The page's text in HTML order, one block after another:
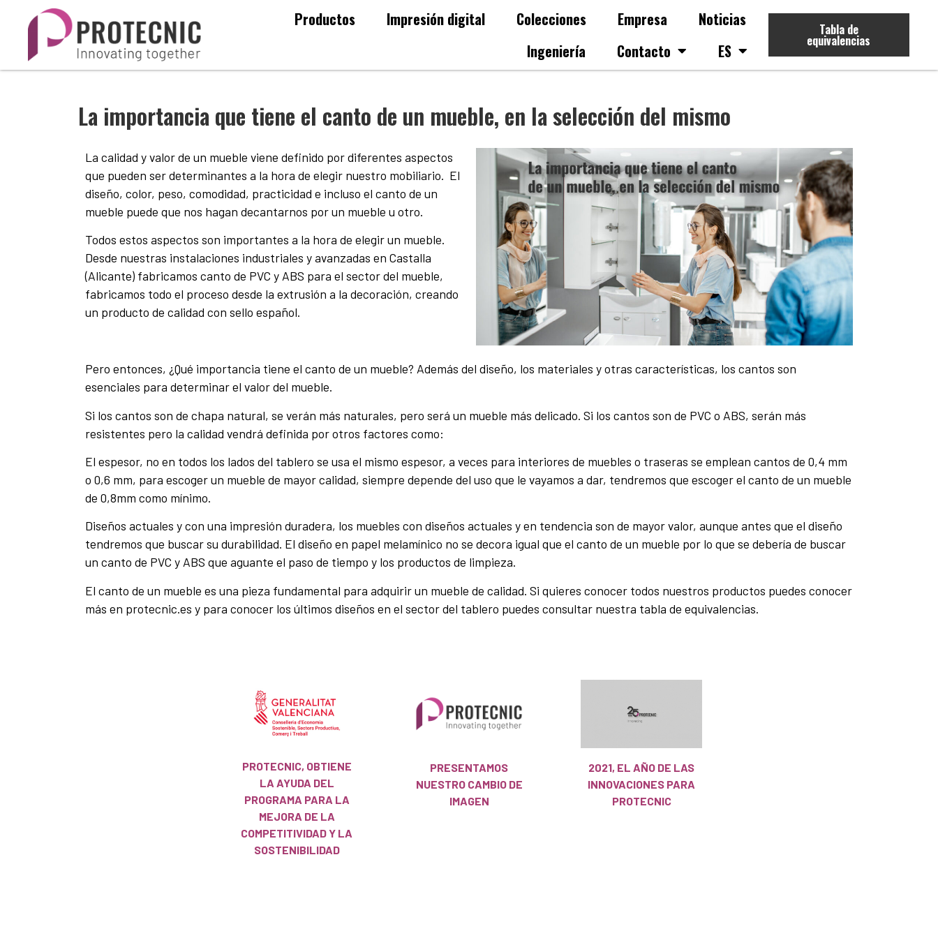
Productos Impresión digital Colecciones Empresa
Noticias
Ingeniería
Contacto ES
Tabla de
equivalencias
La importancia que tiene el canto de un mueble, en la selección del mismo
La calidad y valor de un mueble viene definido por diferentes aspectos
que pueden ser determinantes a la hora de elegir nuestro mobiliario. El
diseño, color, peso, comodidad, practicidad e incluso el canto de un
mueble puede que nos hagan decantarnos por un mueble u otro.
Todos estos aspectos son importantes a la hora de elegir un mueble.
Desde nuestras instalaciones industriales y avanzadas en Castalla
(Alicante) fabricamos canto de PVC y ABS para el sector del mueble,
fabricamos todo el proceso desde la extrusión a la decoración, creando
un producto de calidad con sello español.
Pero entonces, ¿Qué importancia tiene el canto de un mueble? Además del diseño, los materiales y otras características, los cantos son
esenciales para determinar el valor del mueble.
Si los cantos son de chapa natural, se verán más naturales, pero será un mueble más delicado. Si los cantos son de PVC o ABS, serán más
resistentes pero la calidad vendrá definida por otros factores como:
El espesor, no en todos los lados del tablero se usa el mismo espesor, a veces para interiores de muebles o traseras se emplean cantos de 0,4 mm
o 0,6 mm, para escoger un mueble de mayor calidad, siempre depende del uso que le vayamos a dar, tendremos que escoger el canto de un mueble
de 0,8mm como mínimo.
Diseños actuales y con una impresión duradera, los muebles con diseños actuales y en tendencia son de mayor valor, aunque antes que el diseño
tendremos que buscar su durabilidad. El diseño en papel melamínico no se decora igual que el canto de un mueble por lo que se debería de buscar
un canto de PVC y ABS que aguante el paso de tiempo y los productos de limpieza.
El canto de un mueble es una pieza fundamental para adquirir un mueble de calidad. Si quieres conocer todos nuestros productos puedes conocer
más en protecnic.es y para conocer los últimos diseños en el sector del tablero puedes consultar nuestra tabla de equivalencias.
PROTECNIC, OBTIENE
LA AYUDA DEL
PROGRAMA PARA LA
MEJORA DE LA
COMPETITIVIDAD Y LA
SOSTENIBILIDAD
PRESENTAMOS
NUESTRO CAMBIO DE
IMAGEN
2021, EL AÑO DE LAS
INNOVACIONES PARA
PROTECNIC